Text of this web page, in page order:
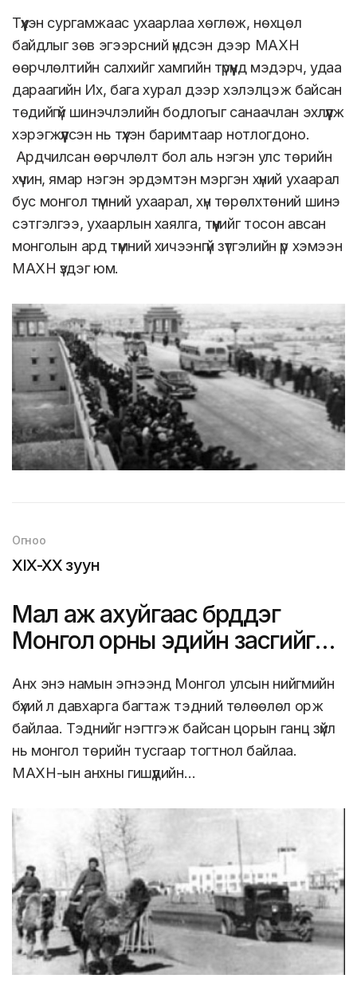
Түүхэн сургамжаас ухаарлаа хөглөж, нөхцөл
байдлыг зөв эгээрсний үндсэн дээр МАХН
өөрчлөлтийн салхийг хамгийн түрүүнд мэдэрч, удаа
дараагийн Их, бага хурал дээр хэлэлцэж байсан
төдийгүй шинэчлэлийн бодлогыг санаачлан эхлүүлж
хэрэгжүүлсэн нь түүхэн баримтаар нотлогдоно.
Ардчилсан өөрчлөлт бол аль нэгэн улс төрийн
хүчин, ямар нэгэн эрдэмтэн мэргэн хүний ухаарал
бус монгол түмний ухаарал, хүн төрөлхтөний шинэ
сэтгэлгээ, ухаарлын хаялга, түүнийг тосон авсан
монголын ард түмний хичээнгүй зүтгэлийн үр хэмээн
МАХН үздэг юм.
Огноо
XIX-XX зуун
Мал аж ахуйгаас бүрддэг
Монгол орны эдийн засгийг
Анх энэ намын эгнээнд Монгол улсын нийгмийн
бүхий л давхарга багтаж тэдний төлөөлөл орж
байлаа. Тэднийг нэгтгэж байсан цорын ганц зүйл
нь монгол төрийн тусгаар тогтнол байлаа.
МАХН-ын анхны гишүүдийн…